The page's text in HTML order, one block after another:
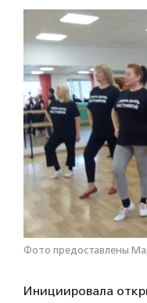
Фото предоставлены
Инициировала